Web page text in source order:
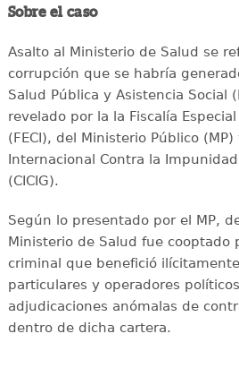
Sobre el caso
Asalto al Ministerio de Salud se
corrupción que se habría
Salud Pública y Asistencia Social
revelado por la la Fiscalía
(FECI), del Ministerio Público
Internacional Contra la
(CICIG).
Según lo presentado por el MP,
Ministerio de Salud fue cooptado
criminal que benefició
particulares y operadores
adjudicaciones anómalas de
dentro de dicha cartera.